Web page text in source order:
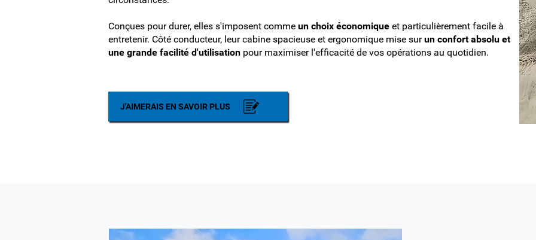
Conçues pour durer, elles s'imposent comme un choix économique et particulièrement facile à
entretenir. Côté conducteur, leur cabine spacieuse et ergonomique mise surun confort absolu et
une grande facilité d'utilisation pour maximiser l'efficacité de vos opérations au quotidien.
J'AIMERAIS EN SAVOIR PLUS